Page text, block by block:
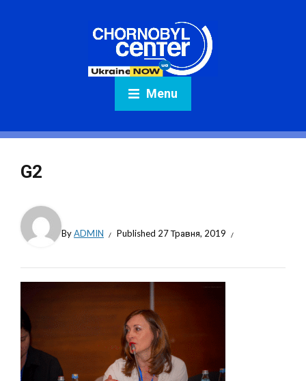
Menu
G2
ByADMIN Published 27 Травня, 2019